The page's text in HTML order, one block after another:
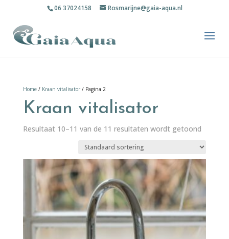
06 37024158 Rosmarijne@gaia-aqua.nl
Home/ Kraan vitalisator/ Pagina 2
Kraan vitalisator
Resultaat 10–11 van de 11 resultaten wordt getoond